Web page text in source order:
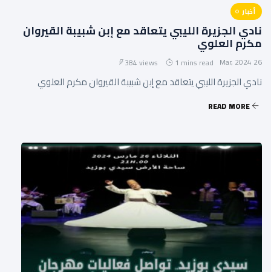
أخبار
نادي الجزيرة الليبي يتعاقد مع إبن شبيبة القيروان
مكرم العلوي
26 Mar, 2024
1 mins read
384 views
نادي الجزيرة الليبي يتعاقد مع إبن شبيبة القيروان مكرم العلوي
READ MORE